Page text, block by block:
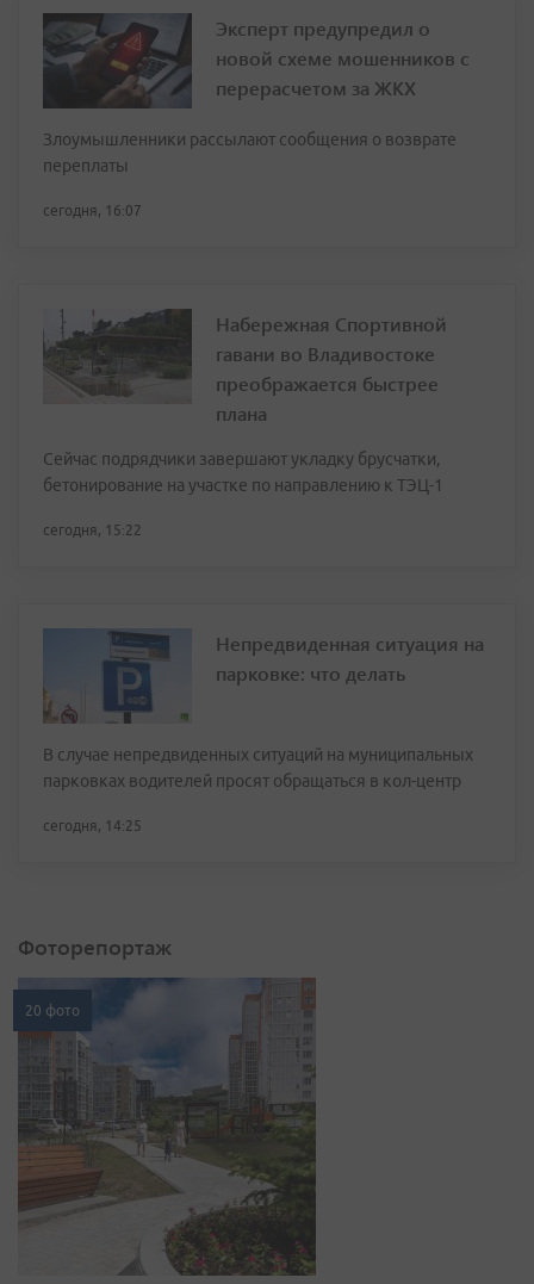
Эксперт предупредил о
новой схеме мошенников с
перерасчетом за ЖКХ
Злоумышленники рассылают сообщения о возврате
переплаты
сегодня, 16:07
Набережная Спортивной
гавани во Владивостоке
преображается быстрее
плана
Сейчас подрядчики завершают укладку брусчатки,
бетонирование на участке по направлению к ТЭЦ-1
сегодня, 15:22
Непредвиденная ситуация на
парковке: что делать
В случае непредвиденных ситуаций на муниципальных
парковках водителей просят обращаться в кол-центр
сегодня, 14:25
Фоторепортаж
20 фото